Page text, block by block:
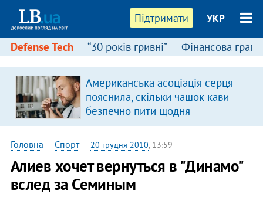
Підтримати УКР
Defense Tech “30 років гривні” Фінансова
Американська асоціація серця
пояснила, скільки чашок кави
безпечно пити щодня
Головна — Спорт— 20 грудня 2010, 13:59
Алиев хочет вернуться в "Динамо"
вслед за Семиным